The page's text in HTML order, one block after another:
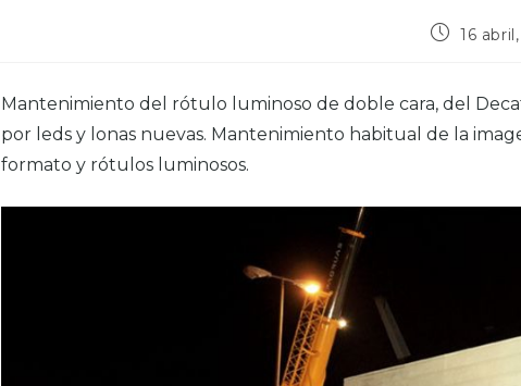
16
Mantenimiento del rótulo luminoso de doble cara, del
por leds y lonas nuevas. Mantenimiento habitual de la
formato y rótulos luminosos.